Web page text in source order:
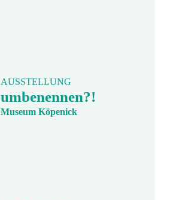
AUSSTELLUNG
umbenennen?!
Museum Köpenick